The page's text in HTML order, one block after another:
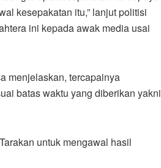
kesepakatan itu,” lanjut politisi
ini kepada awak media usai
menjelaskan, tercapainya
batas waktu yang diberikan yakni
untuk mengawal hasil